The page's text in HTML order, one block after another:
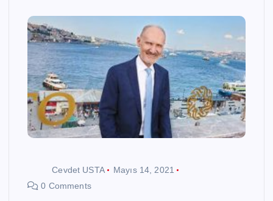
Cevdet USTA
Mayıs 14, 2021
0 Comments